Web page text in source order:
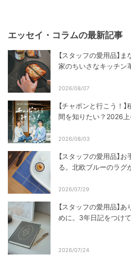
エッセイ・コラムの最新記事
【スタッフの愛用品】
家のちいさなキッチン
2026/08/07
【チャポンと行こう！
間を知りたい？2026
2026/08/03
【スタッフの愛用品】
る。北欧ブルーのラグ
2026/07/29
【スタッフの愛用品】
めに。3年日記をつけ
2026/07/24